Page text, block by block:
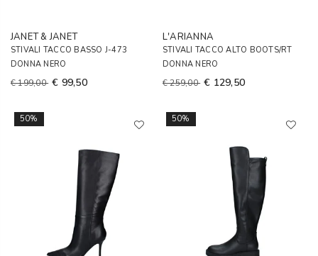
JANET & JANET
STIVALI TACCO BASSO J-473
DONNA NERO
€ 199,00 € 99,50
L'ARIANNA
STIVALI TACCO ALTO BOOTS/RT
DONNA NERO
€ 259,00 € 129,50
50% 50%